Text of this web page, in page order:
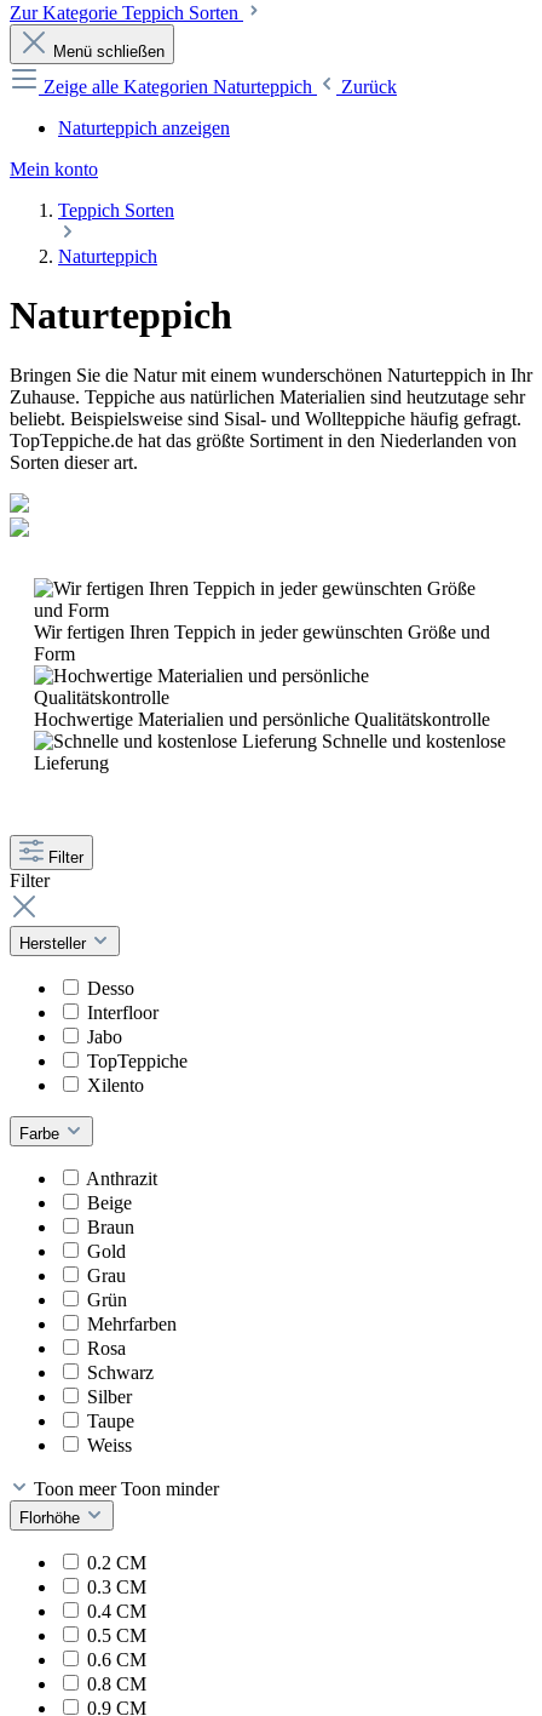
Zur Kategorie Teppich Sorten
Menü schließen
Zeige alle Kategorien Naturteppich
Zurück
Naturteppich anzeigen
Mein konto
Teppich Sorten
Naturteppich
Naturteppich
Bringen Sie die Natur mit einem wunderschönen Naturteppich in Ihr
Zuhause. Teppiche aus natürlichen Materialien sind heutzutage sehr
beliebt. Beispielsweise sind Sisal- und Wollteppiche häufig gefragt.
TopTeppiche.de hat das größte Sortiment in den Niederlanden von
Sorten dieser art.
Wir fertigen Ihren Teppich in jeder gewünschten Größe und
Form
Hochwertige Materialien und persönliche Qualitätskontrolle
Schnelle und kostenlose
Lieferung
Filter
Filter
Hersteller
Desso
Interfloor
Jabo
TopTeppiche
Xilento
Farbe
Anthrazit
Beige
Braun
Gold
Grau
Grün
Mehrfarben
Rosa
Schwarz
Silber
Taupe
Weiss
Toon meer Toon minder
Florhöhe
0.2 CM
0.3 CM
0.4 CM
0.5 CM
0.6 CM
0.8 CM
0.9 CM